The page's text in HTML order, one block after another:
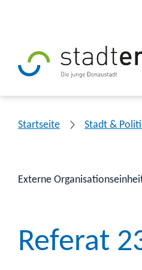
Startseite Stadt &
Externe
Referat